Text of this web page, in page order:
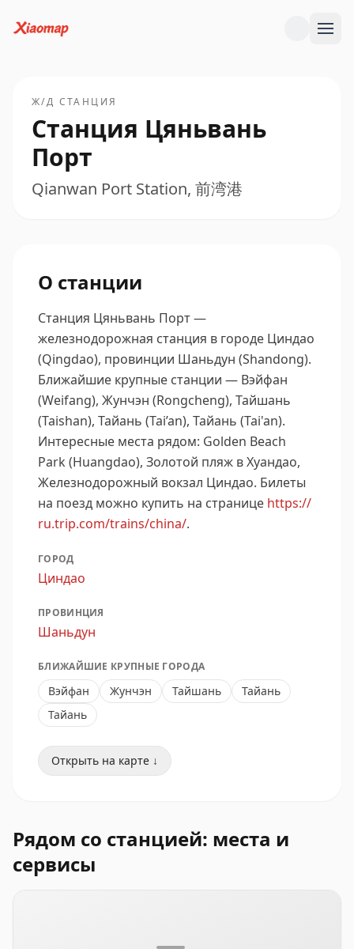
Ж/Д СТАНЦИЯ
Станция Цяньвань
Порт
Qianwan Port Station, 前湾港
О станции
Станция Цяньвань Порт —
железнодорожная станция в городе Циндао
(Qingdao), провинции Шаньдун (Shandong).
Ближайшие крупные станции — Вэйфан
(Weifang), Жунчэн (Rongcheng), Тайшань
(Taishan), Тайань (Tai’an), Тайань (Tai'an).
Интересные места рядом: Golden Beach
Park (Huangdao), Золотой пляж в Хуандао,
Железнодорожный вокзал Циндао. Билеты
на поезд можно купить на странице https://
ru.trip.com/trains/china/.
ГОРОД
Циндао
ПРОВИНЦИЯ
Шаньдун
БЛИЖАЙШИЕ КРУПНЫЕ ГОРОДА
Вэйфан Жунчэн Тайшань
Тайань
Тайань
Открыть на карте ↓
Рядом со станцией: места и
сервисы